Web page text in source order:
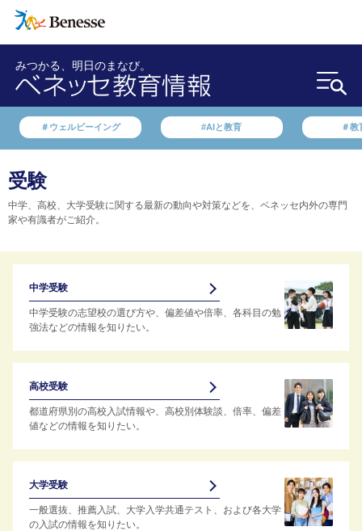
みつかる、明日のまなび。
＃ウェルビーイング #AIと教育 ＃教
受験
中学、高校、大学受験に関する最新の動向や対策などを、ベネッセ内外の専門
家や有識者がご紹介。
中学受験
中学受験の志望校の選び方や、偏差値や倍率、各科目の勉
強法などの情報を知りたい。
高校受験
都道府県別の高校入試情報や、高校別体験談、倍率、偏差
値などの情報を知りたい。
大学受験
一般選抜、推薦入試、大学入学共通テスト、および各大学
の入試の情報を知りたい。